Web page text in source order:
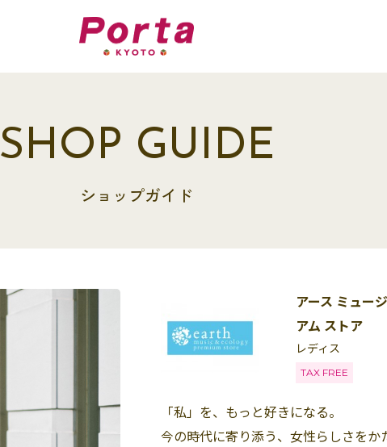
SHOP GUIDE
ショップガイド
アース ミュー
アム ストア
レディス
TAX FREE
「私」を、もっと好きになる。
今の時代に寄り添う、女性らしさをか